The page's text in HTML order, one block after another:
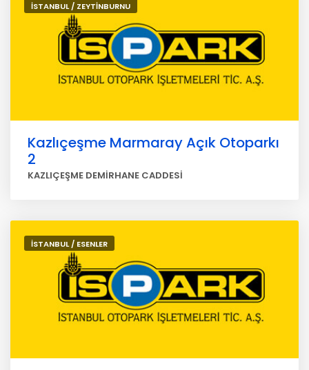
İSTANBUL / ZEYTİNBURNU
Kazlıçeşme Marmaray Açık Otoparkı
2
KAZLIÇEŞME DEMİRHANE CADDESİ
İSTANBUL / ESENLER